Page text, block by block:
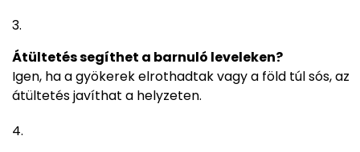
Átültetés segíthet a barnuló leveleken?
Igen, ha a gyökerek elrothadtak vagy a föld túl sós, az
átültetés javíthat a helyzeten.